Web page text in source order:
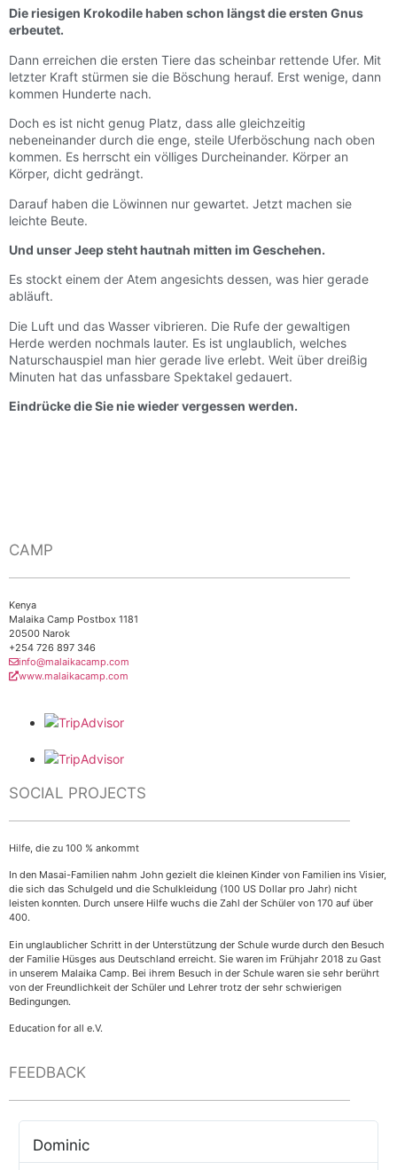
Die riesigen Krokodile haben schon längst die ersten Gnus
erbeutet.
Dann erreichen die ersten Tiere das scheinbar rettende Ufer. Mit
letzter Kraft stürmen sie die Böschung herauf. Erst wenige, dann
kommen Hunderte nach.
Doch es ist nicht genug Platz, dass alle gleichzeitig
nebeneinander durch die enge, steile Uferböschung nach oben
kommen. Es herrscht ein völliges Durcheinander. Körper an
Körper, dicht gedrängt.
Darauf haben die Löwinnen nur gewartet. Jetzt machen sie
leichte Beute.
Und unser Jeep steht hautnah mitten im Geschehen.
Es stockt einem der Atem angesichts dessen, was hier gerade
abläuft.
Die Luft und das Wasser vibrieren. Die Rufe der gewaltigen
Herde werden nochmals lauter. Es ist unglaublich, welches
Naturschauspiel man hier gerade live erlebt. Weit über dreißig
Minuten hat das unfassbare Spektakel gedauert.
Eindrücke die Sie nie wieder vergessen werden.
CAMP
Kenya
Malaika Camp Postbox 1181
20500 Narok
+254 726 897 346
info@malaikacamp.com
www.malaikacamp.com
SOCIAL PROJECTS
Hilfe, die zu 100 % ankommt
In den Masai-Familien nahm John gezielt die kleinen Kinder von Familien ins Visier,
die sich das Schulgeld und die Schulkleidung (100 US Dollar pro Jahr) nicht
leisten konnten. Durch unsere Hilfe wuchs die Zahl der Schüler von 170 auf über
400.
Ein unglaublicher Schritt in der Unterstützung der Schule wurde durch den Besuch
der Familie Hüsges aus Deutschland erreicht. Sie waren im Frühjahr 2018 zu Gast
in unserem Malaika Camp. Bei ihrem Besuch in der Schule waren sie sehr berührt
von der Freundlichkeit der Schüler und Lehrer trotz der sehr schwierigen
Bedingungen.
Education for all e.V.
FEEDBACK
Dominic